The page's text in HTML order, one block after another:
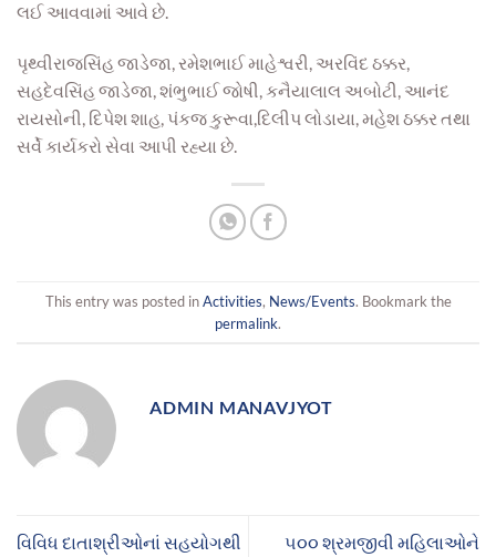
લઈ આવવામાં આવે છે.
પૃથ્વીરાજસિંહ જાડેજા, રમેશભાઈ માહેશ્વરી, અરવિંદ ઠક્કર,
સહદેવસિંહ જાડેજા, શંભુભાઈ જોષી, કનૈયાલાલ અબોટી, આનંદ
રાયસોની, દિપેશ શાહ, પંકજ કુરૂવા,દિલીપ લોડાયા, મહેશઠક્કર તથા
સર્વે કાર્યકરો સેવા આપી રહ્યા છે.
This entry was posted inActivities, News/Events. Bookmark the
permalink.
ADMIN MANAVJYOT
વિવિધ દાતાશ્રીઓનાં સહયોગથી
૫૦૦ શ્રમજીવી મહિલાઓને